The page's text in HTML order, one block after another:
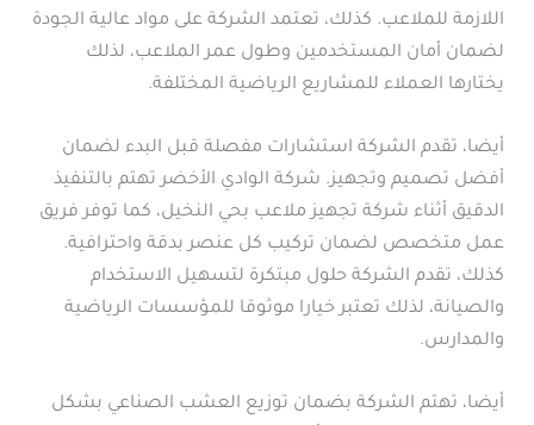
اللازمة للملاعب. كذلك، تعتمد الشركة على مواد عالية الجودة
لضمان أمان المستخدمين وطول عمر الملاعب، لذلك
يختارها العملاء للمشاريع الرياضية المختلفة.
أيضا، تقدم الشركة استشارات مفصلة قبل البدء لضمان
أفضل تصميم وتجهيز. شركة الوادي الأخضر تهتم بالتنفيذ
الدقيق أثناء شركة تجهيز ملاعب بحي النخيل، كما توفر فريق
عمل متخصص لضمان تركيب كل عنصر بدقة واحترافية.
كذلك، تقدم الشركة حلول مبتكرة لتسهيل الاستخدام
والصيانة، لذلك تعتبر خيارا موثوقا للمؤسسات الرياضية
والمدارس.
أيضا، تهتم الشركة بضمان توزيع العشب الصناعي بشكل